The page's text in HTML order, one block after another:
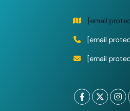
[email
[email
[email